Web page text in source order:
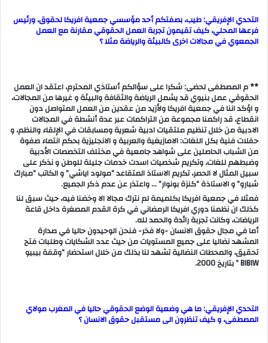
التحدي الإفريقي: طيب، بصفتكم أحد مؤسسي جمعية افريكا لحقوق، ورئيس
فرعها المحلي، كيف تقيمون تجربة العمل الحقوقي مقارنة مع العمل
الجمعوي في مجالات اخرى كالبيئة والرياضة مثلا ؟
** م المصطفى لحضى: شكرا على سؤالكم أستاذي المحترم، اعتقد ان العمل
الحقوقي عمل بنيوي قد يشمل الرياضة والثقافة والبيئة و غيرها من المجالات،
و اؤكد اننا في جمعية افريكا ولأزيد من عقدين من العمل المتواصل دون
انقطاع، قد راكمنا مجموعة من التراكمات عبر عدة أنشطة في المجالات
الادبية من خلال تنظيم ملتقيات ادبية شعرية ومسابقات في الإلقاء والنظم، و
حفلات فنية بكل اللغات: الامازيغية والعربية و الانجليزية بحكم انتماء صفوة
من الشباب الحاصلين على شواهد جامعية في مختلف التخصصات الأدبية
وضبطهم للغات، وتكريم شخصيات اسدت خدمات جليلة للوطن و نذكر على
سبيل المثال لا الحصر، تكريم الاستاذ المتقاعد “مولود اياشي” و الكاتب “مبارك
شبارو” و الاستاذة “كنزة بونوار” … واعتذر عن عدم ذكر الجميع.
فمثلا في جمعية افريكا بكلميمة لم نترك مجالا الا وخضنا فيه، حيث سبق لنا
كذلك ان نظمنا دوري افريكا الرمضاني في كرة القدم المصغرة داخل قاعة
الرياضات، وكانت تجربة رائدة والحمد لله.
أما في مجال حقوق الانسان -ولا فخر- فنحن الوحيدون حاليا في صدارة
المشهد نضاليا على جميع المستويات من حيث عدد الشكايات وطلبات فتح
تحقيق، والمحطات النضالية تشهد لنا بذلك من خلال استحضار “وقفة بيبيو
BIBIW ” بتاريخ 2000.
التحدي الإفريقي: ما هي وضعية الوضع الحقوقي حاليا في المغرب مولاي
المصطفى، و كيف تنظرون الى مستقبل حقوق الانسان ؟